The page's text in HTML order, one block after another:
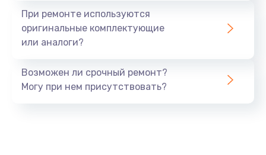
1530 руб.
Замена шлейфа матрицы
При ремонте используются
оригинальные комплектующие
или аналоги?
Возможен ли срочный ремонт?
Могу при нем присутствовать?